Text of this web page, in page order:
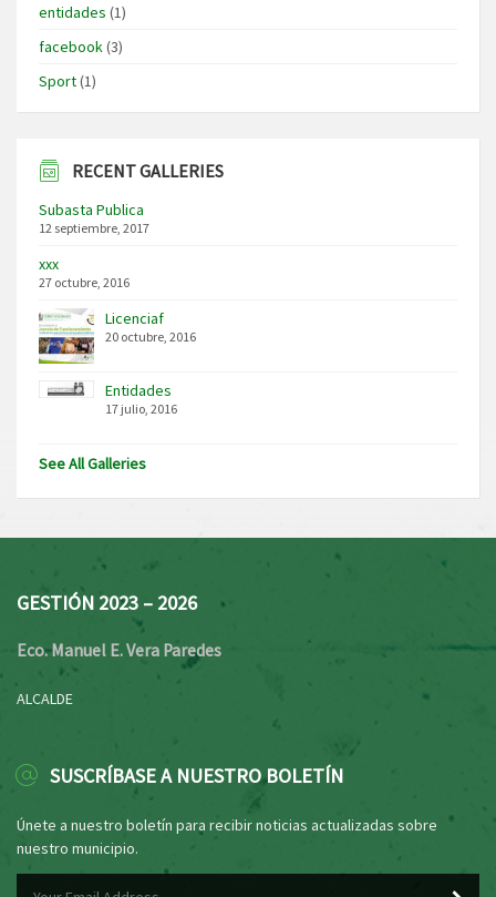
entidades (1)
facebook(3)
Sport(1)
RECENT GALLERIES
Subasta Publica
12 septiembre, 2017
xxx
27 octubre, 2016
Licenciaf
20 octubre, 2016
Entidades
17 julio, 2016
See All Galleries
GESTIÓN 2023 – 2026
Eco. Manuel E. Vera Paredes
ALCALDE
SUSCRÍBASE A NUESTRO BOLETÍN
Únete a nuestro boletín para recibir noticias actualizadas sobre
nuestro municipio.